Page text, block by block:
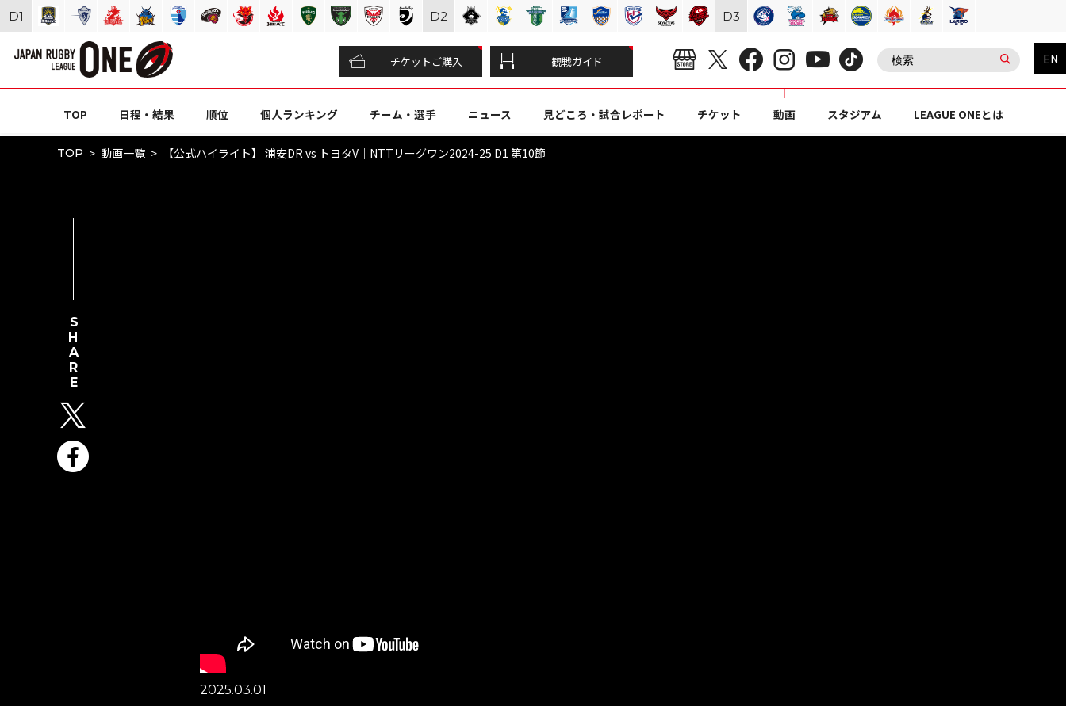
チケットご購入 観戦ガイド EN
TOP 日程・結果 順位 個人ランキング チーム・選手 ニュース 見どころ・試合レポート チケット 動画 スタジアム LEAGUE ONEとは
TOP 動画一覧 【公式ハイライト】 浦安DR vs トヨタV｜NTTリーグワン2024-25 D1 第10節
2025.03.01
SHARE
D1 D2 D3